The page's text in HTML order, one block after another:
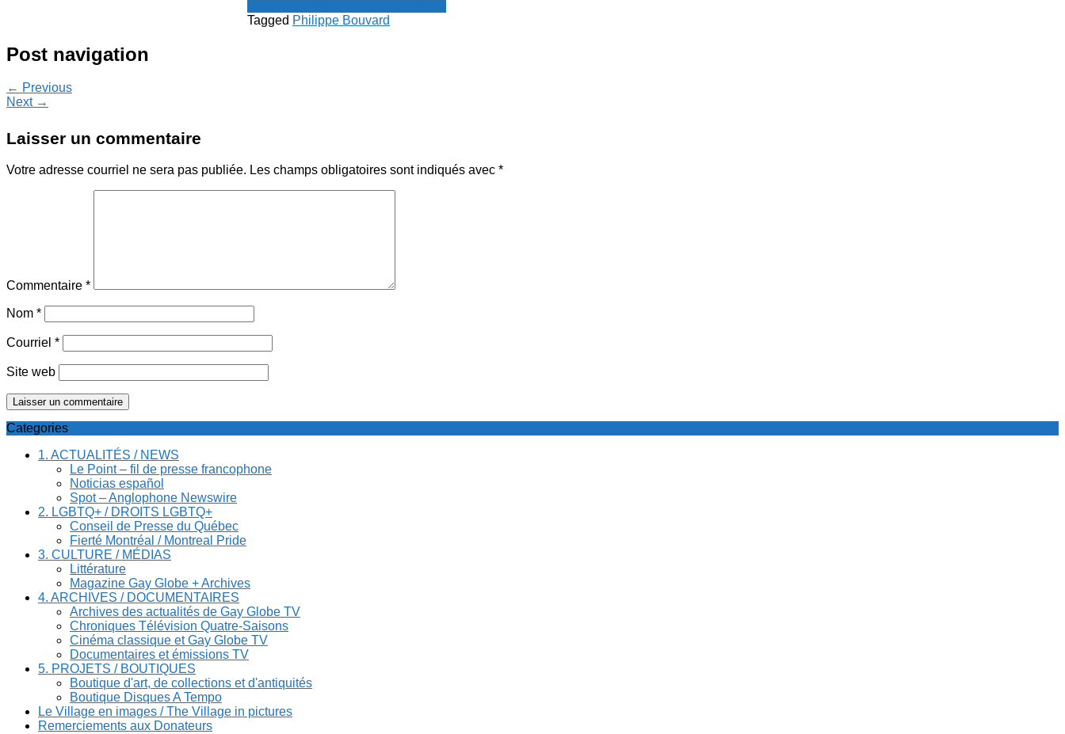
Tagged Philippe Bouvard
Post navigation
← Previous
Next →
Laisser un commentaire
Votre adresse courriel ne sera pas publiée. Les champs obligatoires sont indiqués avec *
Commentaire *
Nom *
Courriel *
Site web
Categories
1. ACTUALITÉS / NEWS
Le Point – fil de presse francophone
Noticias español
Spot – Anglophone Newswire
2. LGBTQ+ / DROITS LGBTQ+
Conseil de Presse du Québec
Fierté Montréal / Montreal Pride
3. CULTURE / MÉDIAS
Littérature
Magazine Gay Globe + Archives
4. ARCHIVES / DOCUMENTAIRES
Archives des actualités de Gay Globe TV
Chroniques Télévision Quatre-Saisons
Cinéma classique et Gay Globe TV
Documentaires et émissions TV
5. PROJETS / BOUTIQUES
Boutique d'art, de collections et d'antiquités
Boutique Disques A Tempo
Le Village en images / The Village in pictures
Remerciements aux Donateurs